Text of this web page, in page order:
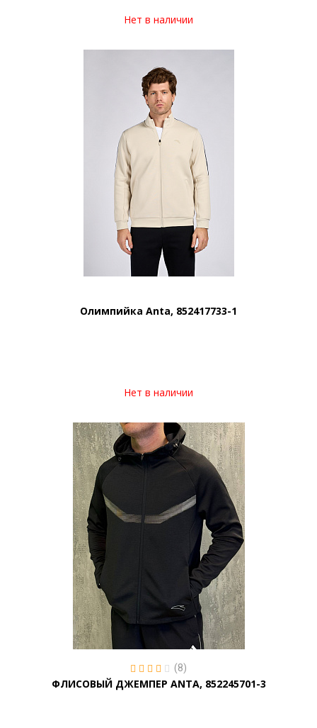
Нет в наличии
Олимпийка Anta, 852417733-1
Нет в наличии
(8)
ФЛИСОВЫЙ ДЖЕМПЕР ANTA, 852245701-3